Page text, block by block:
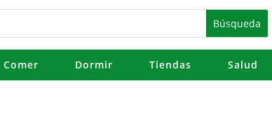
Comer Dormir Tiendas Salud